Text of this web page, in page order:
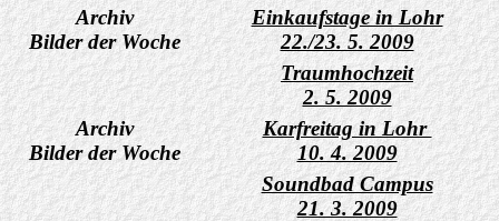
Archiv
Bilder der Woche
Einkaufstage in Lohr
22./23. 5. 2009
Traumhochzeit
2. 5. 2009
Archiv
Bilder der Woche
Karfreitag in Lohr
10. 4. 2009
Soundbad Campus
21. 3. 2009